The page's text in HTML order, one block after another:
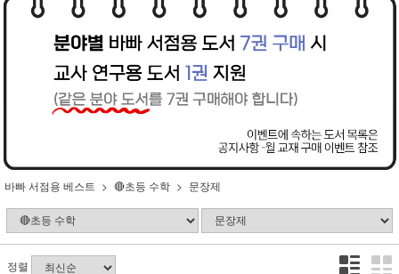
바빠 서점용 베스트 🔴초등 수학 문장제
정렬